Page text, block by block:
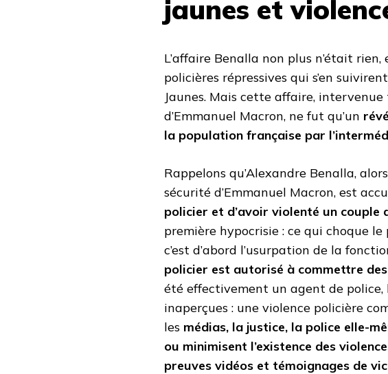
jaunes et
L’affaire Benalla non plus n’était
policières répressives qui s’en
Jaunes. Mais cette affaire,
d’Emmanuel Macron, ne fut qu’un
la population française par
Rappelons qu’Alexandre Benalla,
sécurité d’Emmanuel Macron, est
policier et d’avoir violenté un couple
première hypocrisie : ce qui choque
c’est d’abord l’usurpation de la
policier est autorisé à commettre
été effectivement un agent de
inaperçues : une violence policière
les médias, la justice, la police elle-
ou minimisent l’existence des
preuves vidéos et témoignages de